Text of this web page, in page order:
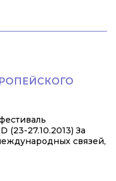
(23-27.10.2013) За
связей,